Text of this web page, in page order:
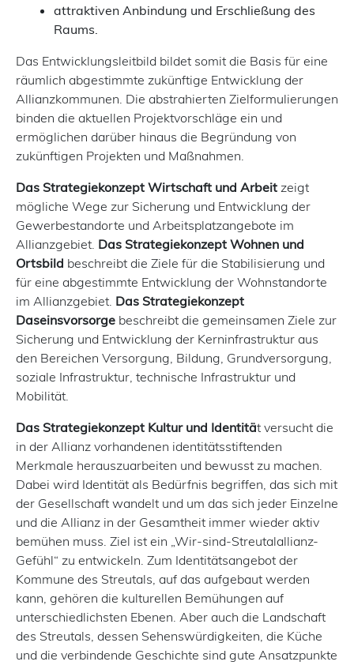
attraktiven Anbindung und Erschließung des
Raums.
Das Entwicklungsleitbild bildet somit die Basis für eine
räumlich abgestimmte zukünftige Entwicklung der
Allianzkommunen. Die abstrahierten Zielformulierungen
binden die aktuellen Projektvorschläge ein und
ermöglichen darüber hinaus die Begründung von
zukünftigen Projekten und Maßnahmen.
Das Strategiekonzept Wirtschaft und Arbeit zeigt
mögliche Wege zur Sicherung und Entwicklung der
Gewerbestandorte und Arbeitsplatzangebote im
Allianzgebiet. Das Strategiekonzept Wohnen und
Ortsbild beschreibt die Ziele für die Stabilisierung und
für eine abgestimmte Entwicklung der Wohnstandorte
im Allianzgebiet. Das Strategiekonzept
Daseinsvorsorge beschreibt die gemeinsamen Ziele zur
Sicherung und Entwicklung der Kerninfrastruktur aus
den Bereichen Versorgung, Bildung, Grundversorgung,
soziale Infrastruktur, technische Infrastruktur und
Mobilität.
Das Strategiekonzept Kultur und Identität versucht die
in der Allianz vorhandenen identitätsstiftenden
Merkmale herauszuarbeiten und bewusst zu machen.
Dabei wird Identität als Bedürfnis begriffen, das sich mit
der Gesellschaft wandelt und um das sich jeder Einzelne
und die Allianz in der Gesamtheit immer wieder aktiv
bemühen muss. Ziel ist ein „Wir-sind-Streutalallianz-
Gefühl“ zu entwickeln. Zum Identitätsangebot der
Kommune des Streutals, auf das aufgebaut werden
kann, gehören die kulturellen Bemühungen auf
unterschiedlichsten Ebenen. Aber auch die Landschaft
des Streutals, dessen Sehenswürdigkeiten, die Küche
und die verbindende Geschichte sind gute Ansatzpunkte